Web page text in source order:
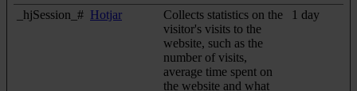
_hjSession_# Hotjar
Collects statistics on the
visitor's visits to the
website, such as the
number of visits,
average time spent on
the website and what
1 day